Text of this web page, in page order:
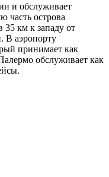
и обслуживает
часть острова
км к западу от
В аэропорту
принимает как
обслуживает как